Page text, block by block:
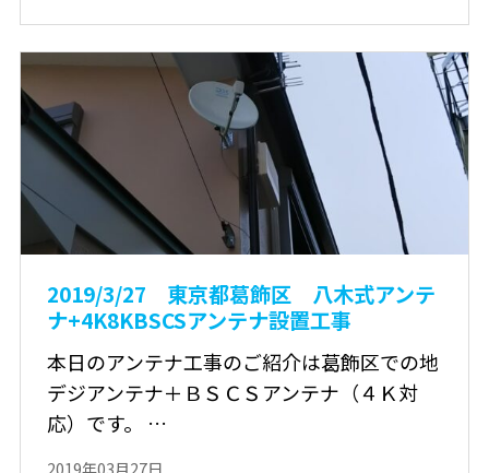
2019/3/27 東京都葛飾区 八木式アンテ
ナ+4K8KBSCSアンテナ設置工事
本日のアンテナ工事のご紹介は葛飾区での地
デジアンテナ＋ＢＳＣＳアンテナ（４Ｋ対
応）です。 …
2019年03月27日